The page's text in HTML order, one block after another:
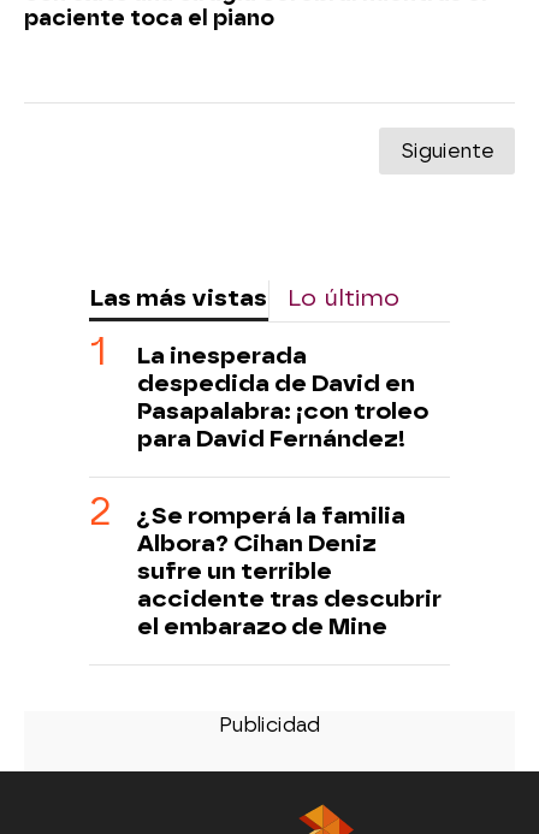
paciente toca el piano
Siguiente
Las más vistas Lo último
La inesperada
despedida de David en
Pasapalabra: ¡con troleo
para David Fernández!
¿Se romperá la familia
Albora? Cihan Deniz
sufre un terrible
accidente tras descubrir
el embarazo de Mine